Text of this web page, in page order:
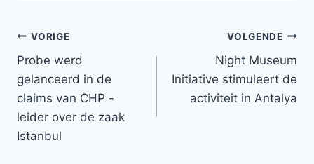
Bericht
navigatie
VORIGE
Probe werd
gelanceerd in de
claims van CHP -
leider over de zaak
Istanbul
VOLGENDE
Night Museum
Initiative stimuleert de
activiteit in Antalya